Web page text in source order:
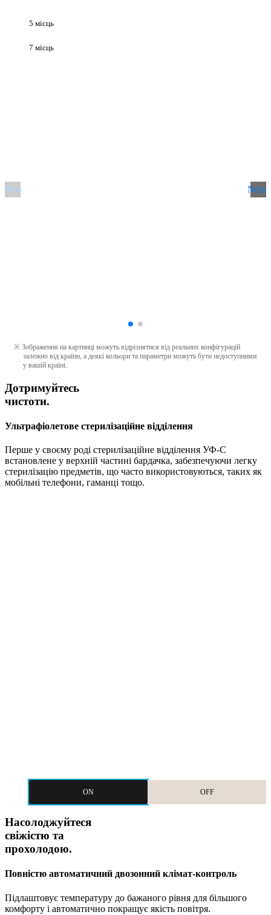
5 місць
7 місць
Next
Prev
Зображення на картинці можуть відрізнятися від реальних конфігурацій
залежно від країни, а деякі кольори та параметри можуть бути недоступними
у вашій країні.
Дотримуйтесь
чистоти.
Ультрафіолетове стерилізаційне відділення
Перше у своєму роді стерилізаційне відділення УФ-C
встановлене у верхній частині бардачка, забезпечуючи легку
стерилізацію предметів, що часто використовуються, таких як
мобільні телефони, гаманці тощо.
ON OFF
Насолоджуйтеся
свіжістю та
прохолодою.
Повністю автоматичний двозонний клімат-контроль
Підлаштовує температуру до бажаного рівня для більшого
комфорту і автоматично покращує якість повітря.